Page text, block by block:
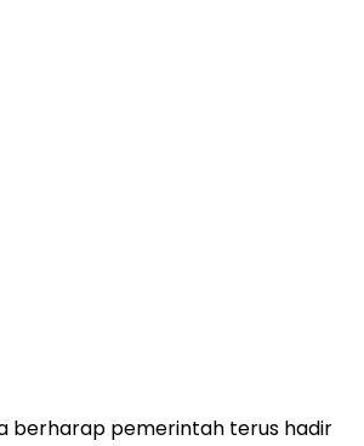
berharap pemerintah terus hadir